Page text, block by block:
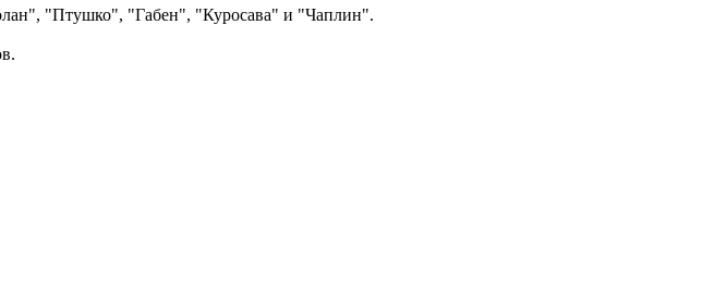
"Птушко", "Габен", "Куросава" и "Чаплин".